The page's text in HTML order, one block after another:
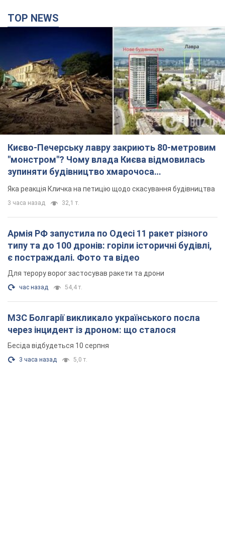
TOP NEWS
Києво-Печерську лавру закриють 80-метровим
"монстром"? Чому влада Києва відмовилась
зупиняти будівництво хмарочоса
"московського вірянина"
Яка реакція Кличка на петицію щодо скасування будівництва
3 часа назад 32,1 т.
Армія РФ запустила по Одесі 11 ракет різного
типу та до 100 дронів: горіли історичні будівлі,
є постраждалі. Фото та відео
Для терору ворог застосував ракети та дрони
час назад 54,4 т.
МЗС Болгарії викликало українського посла
через інцидент із дроном: що сталося
Бесіда відбудеться 10 серпня
3 часа назад 5,0 т.